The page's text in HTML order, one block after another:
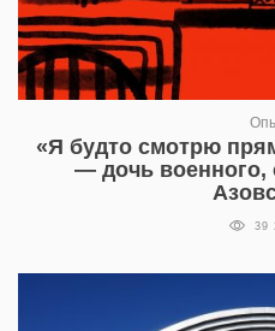
«Я будто смотрю
— дочь военного,
39